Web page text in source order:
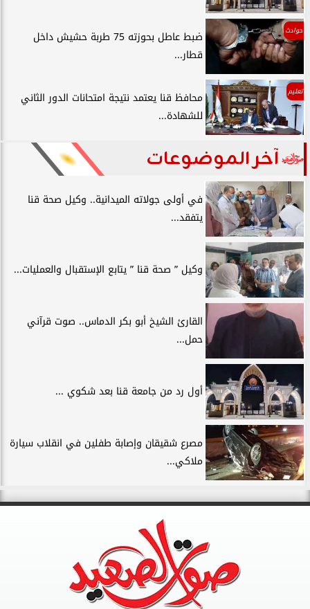
حوادث
ضبط عاطل بحوزته 75 طربة حشيش داخل
قطار...
تعليم
محافظ قنا يعتمد نتيجة امتحانات الدور الثاني
للشهادة...
آخر الموضوعات
في أولى جولاته الميدانية.. وكيل صحة قنا
يتفقد...
وكيل ” صحة قنا ” يتابع الإستقبال والعمليات...
القارئ الشيخ أبو بكر الدماس.. صوت قرآني
حمل...
أول رد من جامعة قنا بعد شكوي ...
مصرع شقيقان وإصابة طفلين في انقلاب سيارة
ملاكي...